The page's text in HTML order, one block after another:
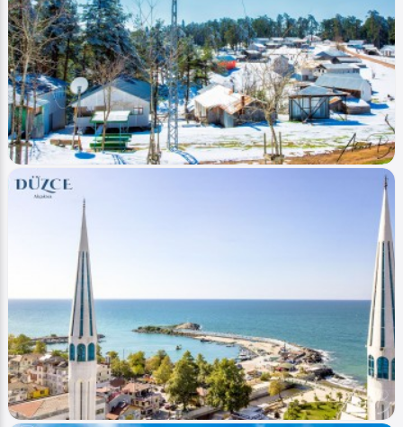
Image Yaylalar - Plateaus
Kürek Sörfü (Paddle Board) Fenerbahce Topuk
Ahmet Bozdemir 0 1736 1
Image Yaylalar - Plateaus
Düzce Yeniyurt (Yayla - plateau)
Ahmet Bozdemir 0 3610 0